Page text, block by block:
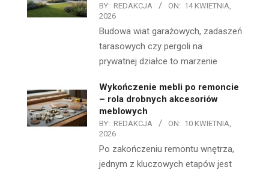
BY: REDAKCJA ON: 14 KWIETNIA,
2026
Budowa wiat garażowych, zadaszeń
tarasowych czy pergoli na
prywatnej działce to marzenie
Wykończenie mebli po remoncie
– rola drobnych akcesoriów
meblowych
BY: REDAKCJA ON: 10 KWIETNIA,
2026
Po zakończeniu remontu wnętrza,
jednym z kluczowych etapów jest